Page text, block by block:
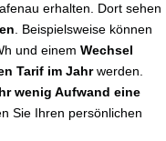
erhalten. Dort sehen
. Beispielsweise können
und einem Wechsel
Tarif im Jahrwerden.
wenig Aufwand eine
Sie Ihren persönlichen